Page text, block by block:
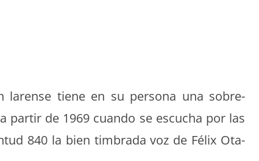
larense tiene en su per­sona una sobre­
par­tir de 1969 cuan­do se escucha por las
840 la bien tim­bra­da voz de Félix Ota­